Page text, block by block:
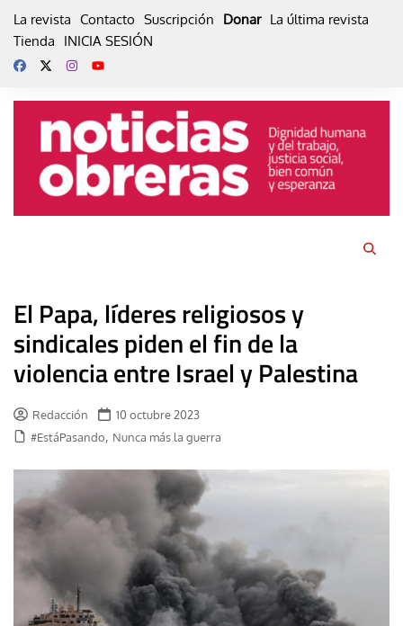
La revista Contacto Suscripción Donar La última revista
Tienda
INICIA SESIÓN
El Papa, líderes religiosos y
sindicales piden el fin de la
violencia entre Israel y Palestina
Redacción
10 octubre 2023
#EstáPasando, Nunca más la guerra